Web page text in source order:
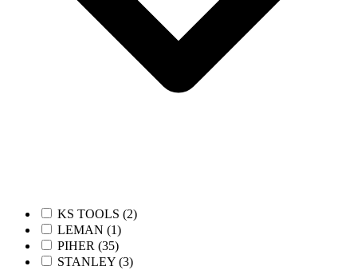
KS TOOLS (2)
LEMAN (1)
PIHER (35)
STANLEY (3)